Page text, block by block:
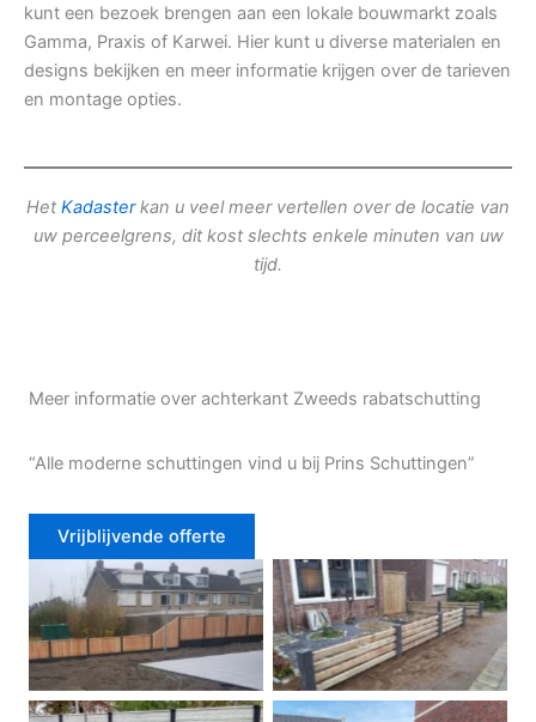
kunt een bezoek brengen aan een lokale bouwmarkt zoals
Gamma, Praxis of Karwei. Hier kunt u diverse materialen en
designs bekijken en meer informatie krijgen over de tarieven
en montage opties.
Het Kadasterkan u veel meer vertellen over de locatie van
uw perceelgrens, dit kost slechts enkele minuten van uw
tijd.
Meer informatie over achterkant Zweeds rabatschutting
“Alle moderne schuttingen vind u bij Prins Schuttingen”
Vrijblijvende offerte
Douglas schutting Tuinhek voortuin